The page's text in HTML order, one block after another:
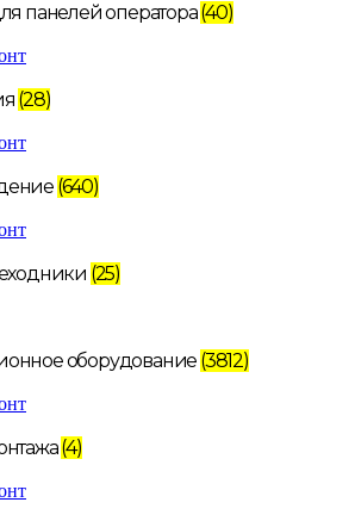
панелей оператора(40)
(28)
(640)
(25)
оборудование (3812)
(4)